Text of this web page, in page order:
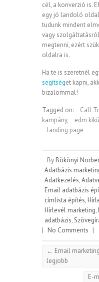
cél, a konverzió is.
egy jó landoló
tudunk mindent
vagy
megtenni, ezért
oldalra is.
Ha te is szeretnél
segítséget kapni,
bizalommal!
Tagged on: Call
kampány, edm
landing page
By Bökönyi
Adatbázis
Adatkezelés,
Email adatbázis
címlista építés,
Hírlevél marketing,
adatbázis,
| No Comments |
← Email
legjobb
E-